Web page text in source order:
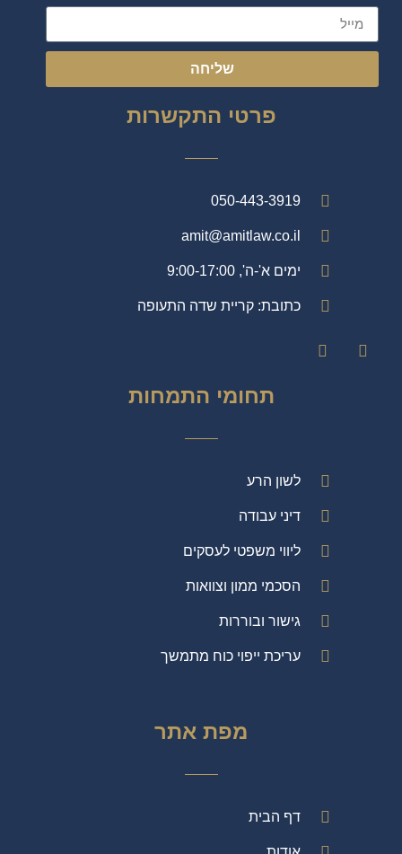
שליחה
פרטי התקשרות
050-443-3919
amit@amitlaw.co.il
ימים א'-ה', 9:00-17:00
כתובת: קריית שדה התעופה
תחומי התמחות
לשון הרע
דיני עבודה
ליווי משפטי לעסקים
הסכמי ממון וצוואות
גישור ובוררות
עריכת ייפוי כוח מתמשך
מפת אתר
דף הבית